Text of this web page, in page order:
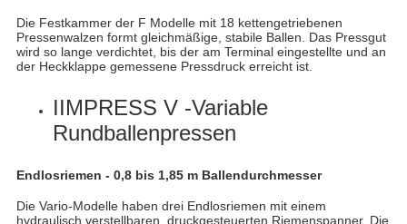
Die Festkammer der F Modelle mit 18 kettengetriebenen
Pressenwalzen formt gleichmäßige, stabile Ballen. Das Pressgut
wird so lange verdichtet, bis der am Terminal eingestellte und an
der Heckklappe gemessene Pressdruck erreicht ist.
IIMPRESS V -Variable
Rundballenpressen
Endlosriemen - 0,8 bis 1,85 m Ballendurchmesser
Die Vario-Modelle haben drei Endlosriemen mit einem
hydraulisch verstellbaren, druckgesteuerten Riemenspanner. Die